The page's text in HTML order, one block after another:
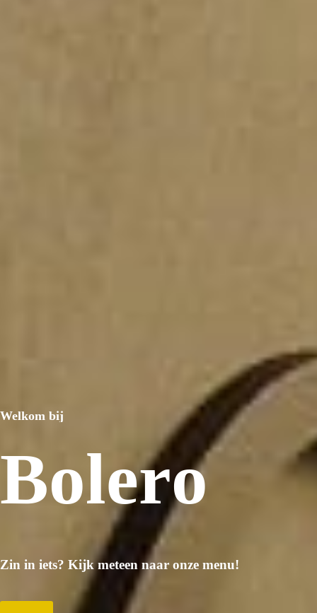
Bolero
Welkom bij
Zin in iets? Kijk meteen naar onze menu!